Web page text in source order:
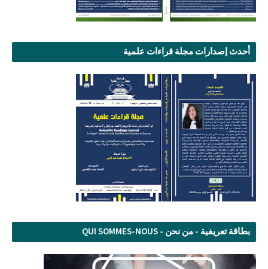
أحدث إصدارات مجلة قراءات علمية
بطاقة تعريفية - من نحن - QUI SOMMES-NOUS